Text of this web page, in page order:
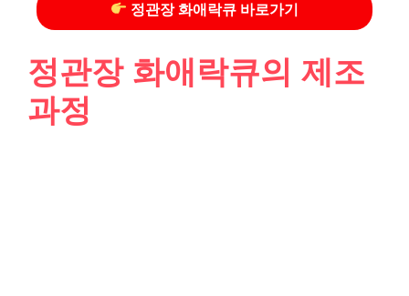
정관장 화애락큐 바로가기
정관장 화애락큐의 제조
과정